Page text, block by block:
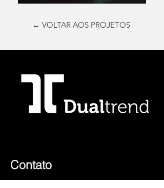
← VOLTAR AOS PROJETOS
Contato
dualtrend@gmail.com